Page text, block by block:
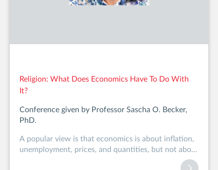
Religion: What Does Economics Have To Do With
It?
Conference given by Professor Sascha O. Becker,
PhD.
A popular view is that economics is about inflation,
unemployment, prices, and quantities, but not about